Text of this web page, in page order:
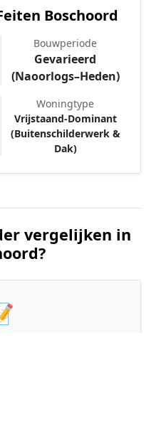
Boschoord
Bouwperiode
Gevarieerd
(Naoorlogs–Heden)
Woningtype
Vrijstaand-Dominant
(Buitenschilderwerk &
Dak)
vergelijken in